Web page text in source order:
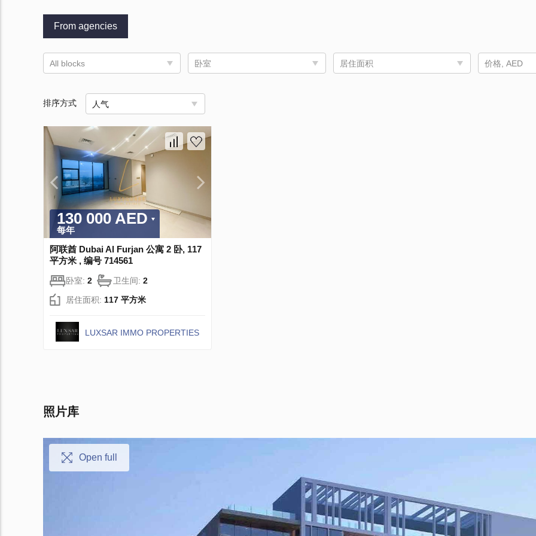
From agencies
All blocks 卧室 居住面积 价格, AED
排序方式 人气
130 000 AED
每年
阿联酋 Dubai Al Furjan 公寓 2 卧, 117
平方米 , 编号 714561
卧室: 2 卫生间: 2
居住面积: 117 平方米
LUXSAR IMMO PROPERTIES
照片库
Open full